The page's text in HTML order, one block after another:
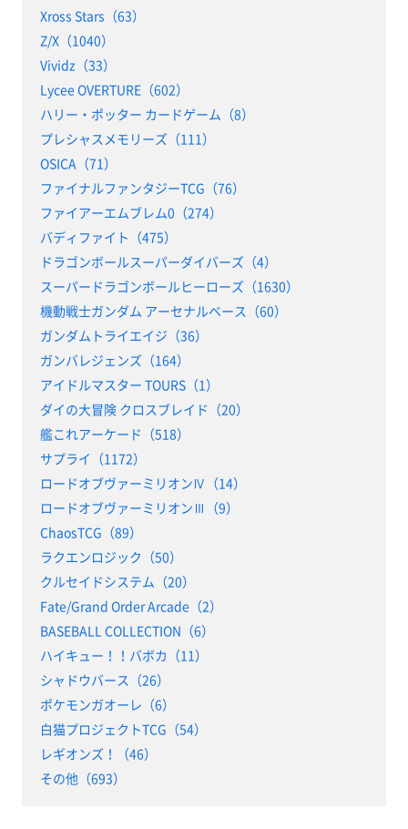
Xross Stars（63）
Z/X（1040）
Vividz（33）
Lycee OVERTURE（602）
ハリー・ポッター カードゲーム（8）
プレシャスメモリーズ（111）
OSICA（71）
ファイナルファンタジーTCG（76）
ファイアーエムブレム0（274）
バディファイト（475）
ドラゴンボールスーパーダイバーズ（4）
スーパードラゴンボールヒーローズ（1630）
機動戦士ガンダム アーセナルベース（60）
ガンダムトライエイジ（36）
ガンバレジェンズ（164）
アイドルマスター TOURS（1）
ダイの大冒険 クロスブレイド（20）
艦これアーケード（518）
サプライ（1172）
ロードオブヴァーミリオンⅣ（14）
ロードオブヴァーミリオンⅢ（9）
ChaosTCG（89）
ラクエンロジック（50）
クルセイドシステム（20）
Fate/Grand Order Arcade（2）
BASEBALL COLLECTION（6）
ハイキュー！！バボカ（11）
シャドウバース（26）
ポケモンガオーレ（6）
白猫プロジェクトTCG（54）
レギオンズ！（46）
その他（693）